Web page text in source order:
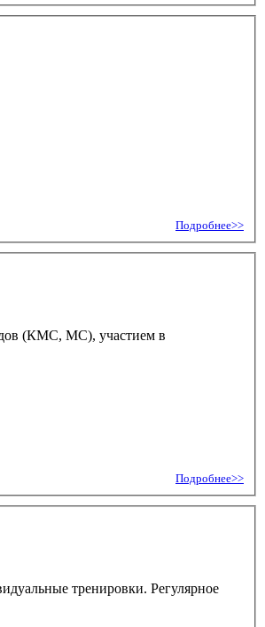
Подробнее>>
(КМС, МС), участием в
Подробнее>>
тренировки. Регулярное